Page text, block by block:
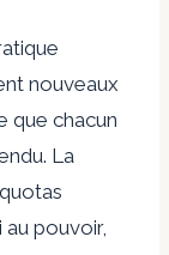
nouveaux
que chacun
La
pouvoir,